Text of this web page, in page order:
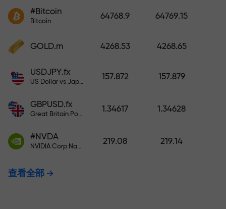
奖金。X1000不是印刷错误。存款
#Bitcoin
Bitcoin
64768.9 64769.15
GOLD.m 4268.53 4268.65
USDJPY.fx
US Dollar vs Japanese Yen
157.872 157.879
GBPUSD.fx
Great Britain Pound vs US Dollar
1.34617 1.34628
#NVDA
NVIDIA Corp Nasdaq Stock Exchange (Nasdaq) USD
219.08 219.14
查看全部